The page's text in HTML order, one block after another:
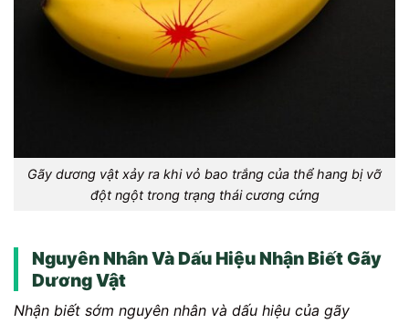
Gãy dương vật xảy ra khi vỏ bao trắng của thể hang bị vỡ
đột ngột trong trạng thái cương cứng
Nguyên Nhân Và Dấu Hiệu Nhận Biết Gãy
Dương Vật
Nhận biết sớm nguyên nhân và dấu hiệu của gãy